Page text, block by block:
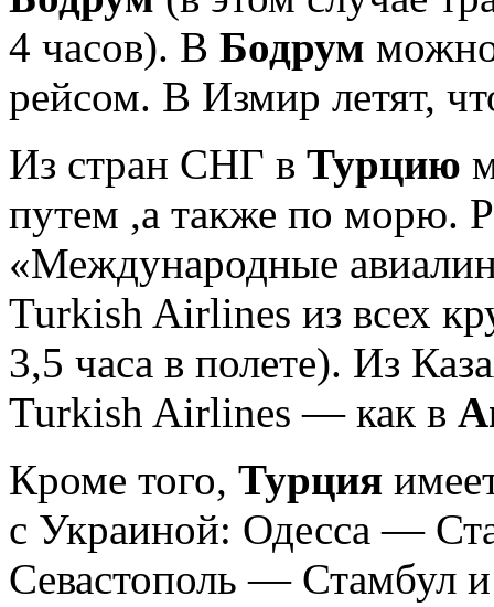
4 часов). В Бодрум
рейсом. В Измир летят,
Из стран СНГ в Турцию
путем ,а также по морю.
«Международные
Turkish Airlines из всех
3,5 часа в полете). Из
Turkish Airlines — как в
Кроме того, Турция
с Украиной: Одесса —
Севастополь — Стамбул